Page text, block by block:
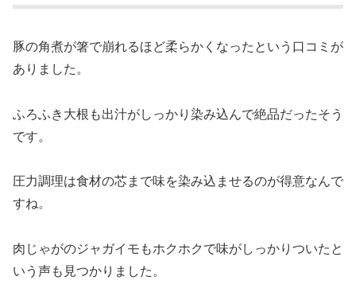
豚の角煮が箸で崩れるほど柔らかくなったという口コミが
ありました。
ふろふき大根も出汁がしっかり染み込んで絶品だったそう
です。
圧力調理は食材の芯まで味を染み込ませるのが得意なんで
すね。
肉じゃがのジャガイモもホクホクで味がしっかりついたと
いう声も見つかりました。